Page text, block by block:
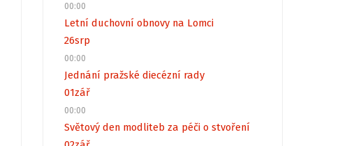
00:00
Letní duchovní obnovy na Lomci
26srp
00:00
Jednání pražské diecézní rady
01zář
00:00
Světový den modliteb za péči o stvoření